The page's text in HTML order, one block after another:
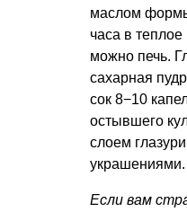
маслом
часа в теплое
можно печь.
сахарная
сок 8−10
остывшего
слоем
украшениями.
Если вам